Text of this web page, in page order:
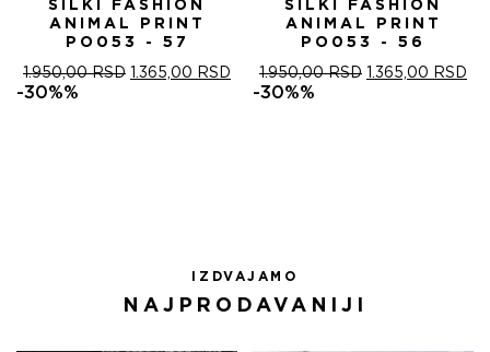
SILKI FASHION
ANIMAL PRINT
PO053 - 57
1.950,00RSD ОРИГИНАЛНА
1.365,00 RSD ТРЕНУТНА
ЦЕНА
-30%%
SILKI FASHION
ANIMAL PRINT
PO053 - 56
1.950,00RSD ОРИГИНАЛНА
1.365,00 RSD
-30%%
IZDVAJAMO
NAJPRODAVANIJI